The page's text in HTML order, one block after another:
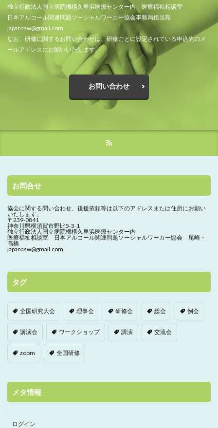
独立行政法人国立病院機構久里浜医療センター内 医療福祉相談室
日本アルコール関連問題ソーシャルワーカー協会事務局担当宛
japanasw@gmail.com
なお、研修に関するお問い合わせは、研修ごとに設定されている申込先のメ
ールアドレスにお願いいたします。
お問い合わせ
お問合せ
協会に関する問い合わせ、 後援依頼等は以下のアドレスまたは住所にお願い
いたします。
〒239-0841
神奈川県横須賀市野比5-3-1
独立行政法人国立病院機構久里浜医療センター内
医療福祉相談室 日本アルコール関連問題ソーシャルワーカー協会 尾崎・
高橋
japanasw@gmail.com
タグ
全国研究大会 理事会 研修会 総会 例会
講演会 ワークショップ 講演 交流会
zoom 全国研修
メタ情報
ログイン